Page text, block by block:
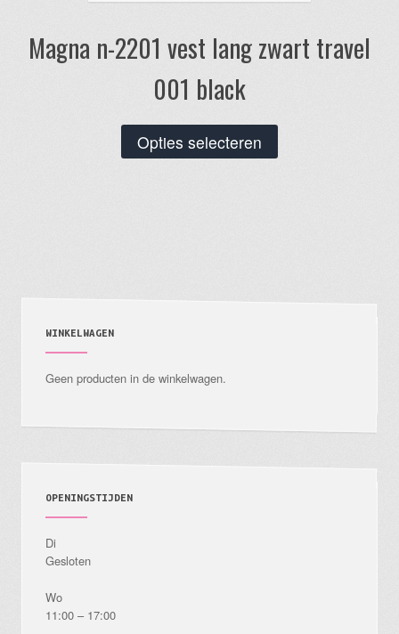
Magna n-2201 vest lang zwart travel
001 black
Opties selecteren
product
productpagina
WINKELWAGEN
Geen producten in de winkelwagen.
OPENINGSTIJDEN
Di
Gesloten
Wo
11:00 – 17:00